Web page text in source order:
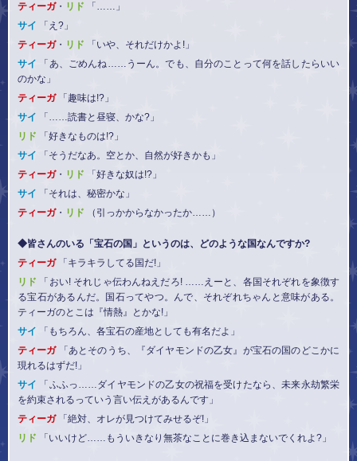
ティーガ・ リド 「……」
サイ
「え?」
ティーガ・ リド 「いや、それだけかよ!」
サイ
「あ、ごめんね……うーん。でも、自分のことって何を話したらいい
のかな」
ティーガ
「趣味は!?」
サイ
「……読書と昼寝、かな?」
リド
「好きなものは!?」
サイ
「そうだなあ。空とか、自然が好きかも」
ティーガ・ リド 「好きな奴は!?」
サイ
「それは、秘密かな」
ティーガ・ リド （引っかからなかったか……）
◆皆さんのいる「宝石の国」というのは、どのような国なんですか?
ティーガ
「キラキラしてる国だ!」
リド
「おい! それじゃ伝わんねえだろ! ……えーと、各国それぞれを象徴す
る宝石があるんだ。国石ってやつ。んで、それぞれちゃんと意味がある。
ティーガのとこは『情熱』とかな!」
サイ 「もちろん、各宝石の産地としても有名だよ」
ティーガ
「あとそのうち、『ダイヤモンドの乙女』が宝石の国のどこかに
現れるはずだ!」
サイ 「ふふっ……ダイヤモンドの乙女の祝福を受けたなら、未来永劫繁栄
を約束されるっていう言い伝えがあるんです」
ティーガ
「絶対、オレが見つけてみせるぞ!」
リド
「いいけど……もういきなり無茶なことに巻き込まないでくれよ?」